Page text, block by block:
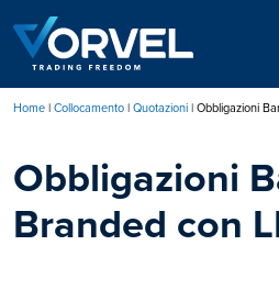
contenuto
principale
di
pane
Home Collocamento Quotazioni Obbligazioni
Obbligazioni
Branded con